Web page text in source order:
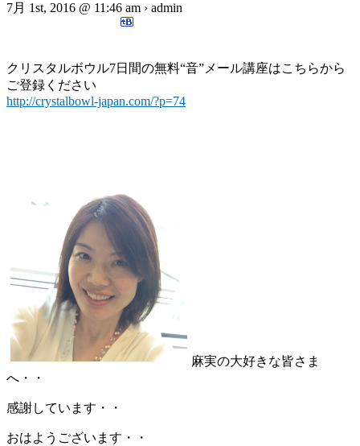
7月 1st, 2016 @ 11:46 am › admin
クリスタルボウル7日間の無料“音”メール講座はこちらから
ご登録ください
http://crystalbowl-japan.com/?p=74
麻実の大好きな皆さま
へ・・
感謝しています・・
おはようございます・・